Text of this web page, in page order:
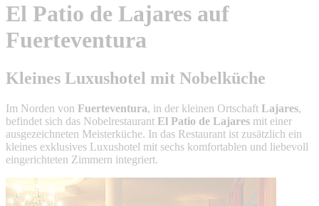
El Patio de Lajares auf
Fuerteventura
Kleines Luxushotel mit Nobelküche
Im Norden von Fuerteventura, in der kleinen Ortschaft Lajares,
befindet sich das Nobelrestaurant El Patio de Lajares mit einer
ausgezeichneten Meisterküche. In das Restaurant ist zusätzlich ein
kleines exklusives Luxushotel mit sechs komfortablen und liebevoll
eingerichteten Zimmern integriert.